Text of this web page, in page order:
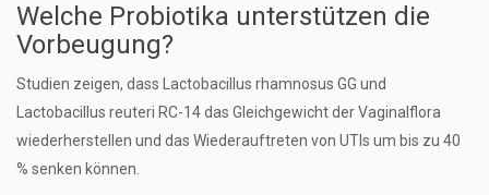
Welche Probiotika unterstützen die
Vorbeugung?
Studien zeigen, dass Lactobacillus rhamnosus GG und
Lactobacillus reuteri RC-14 das Gleichgewicht der Vaginalflora
wiederherstellen und das Wiederauftreten von UTIs um bis zu 40
% senken können.